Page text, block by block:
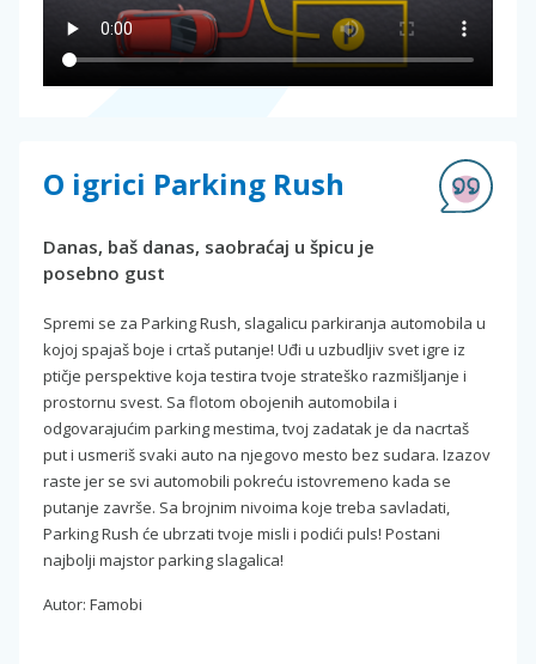
O igrici Parking Rush
Danas, baš danas, saobraćaj u špicu je
posebno gust
Spremi se za Parking Rush, slagalicu parkiranja automobila u
kojoj spajaš boje i crtaš putanje! Uđi u uzbudljiv svet igre iz
ptičje perspektive koja testira tvoje strateško razmišljanje i
prostornu svest. Sa flotom obojenih automobila i
odgovarajućim parking mestima, tvoj zadatak je da nacrtaš
put i usmeriš svaki auto na njegovo mesto bez sudara. Izazov
raste jer se svi automobili pokreću istovremeno kada se
putanje završe. Sa brojnim nivoima koje treba savladati,
Parking Rush će ubrzati tvoje misli i podići puls! Postani
najbolji majstor parking slagalica!
Autor: Famobi